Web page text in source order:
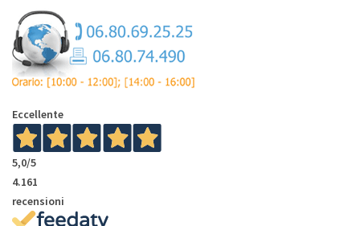
Eccellente
5,0/5
4.161
recensioni